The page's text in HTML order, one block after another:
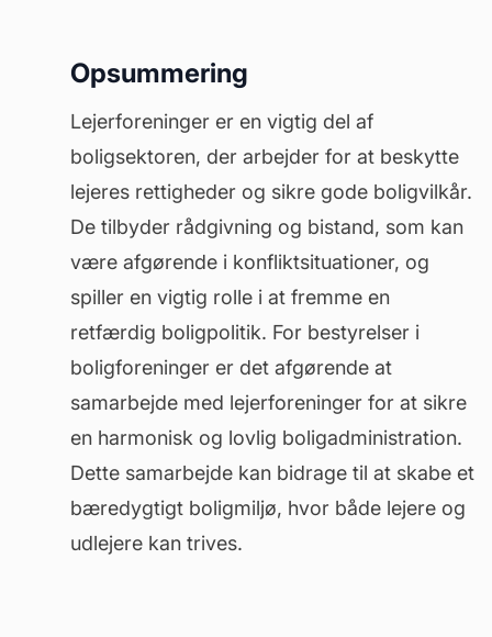
Opsummering
Lejerforeninger er en vigtig del af
boligsektoren, der arbejder for at beskytte
lejeres rettigheder og sikre gode boligvilkår.
De tilbyder rådgivning og bistand, som kan
være afgørende i konfliktsituationer, og
spiller en vigtig rolle i at fremme en
retfærdig boligpolitik. For bestyrelser i
boligforeninger er det afgørende at
samarbejde med lejerforeninger for at sikre
en harmonisk og lovlig boligadministration.
Dette samarbejde kan bidrage til at skabe et
bæredygtigt boligmiljø, hvor både lejere og
udlejere kan trives.